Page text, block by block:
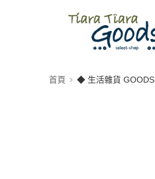
首頁 ◆ 生活雜貨 GOODS